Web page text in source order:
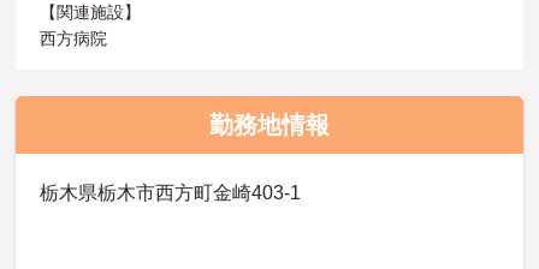
【関連施設】
西方病院
勤務地情報
栃木県栃木市西方町金崎403-1